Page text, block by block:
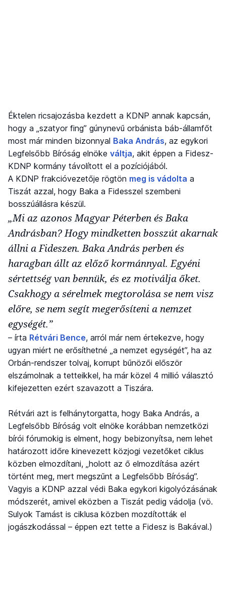
Éktelen ricsajozásba kezdett a KDNP annak kapcsán,
hogy a „szatyor fing” gúnynevű orbánista báb-államfőt
most már minden bizonnyal Baka András, az egykori
Legfelsőbb Bíróság elnöke váltja, akit éppen a Fidesz-
KDNP kormány távolított el a pozíciójából.
A KDNP frakcióvezetője rögtön meg is vádolta a
Tiszát azzal, hogy Baka a Fidesszel szembeni
bosszúállásra készül.
„Mi az azonos Magyar Péterben és Baka
Andrásban? Hogy mindketten bosszút akarnak
állni a Fideszen. Baka András perben és
haragban állt az előző kormánnyal. Egyéni
sértettség van bennük, és ez motiválja őket.
Csakhogy a sérelmek megtorolása se nem visz
előre, se nem segít megerősíteni a nemzet
egységét.”
– írta Rétvári Bence, arról már nem értekezve, hogy
ugyan miért ne erősíthetné „a nemzet egységét”, ha az
Orbán-rendszer tolvaj, korrupt bűnözői először
elszámolnak a tetteikkel, ha már közel 4 millió választó
kifejezetten ezért szavazott a Tiszára.
Rétvári azt is felhánytorgatta, hogy Baka András, a
Legfelsőbb Bíróság volt elnöke korábban nemzetközi
bírói fórumokig is elment, hogy bebizonyítsa, nem lehet
határozott időre kinevezett közjogi vezetőket ciklus
közben elmozdítani, „holott az ő elmozdítása azért
történt meg, mert megszűnt a Legfelsőbb Bíróság”.
Vagyis a KDNP azzal védi Baka egykori kigolyózásának
módszerét, amivel eközben a Tiszát pedig vádolja (vö.
Sulyok Tamást is ciklusa közben mozdították el
jogászkodással – éppen ezt tette a Fidesz is Bakával.)